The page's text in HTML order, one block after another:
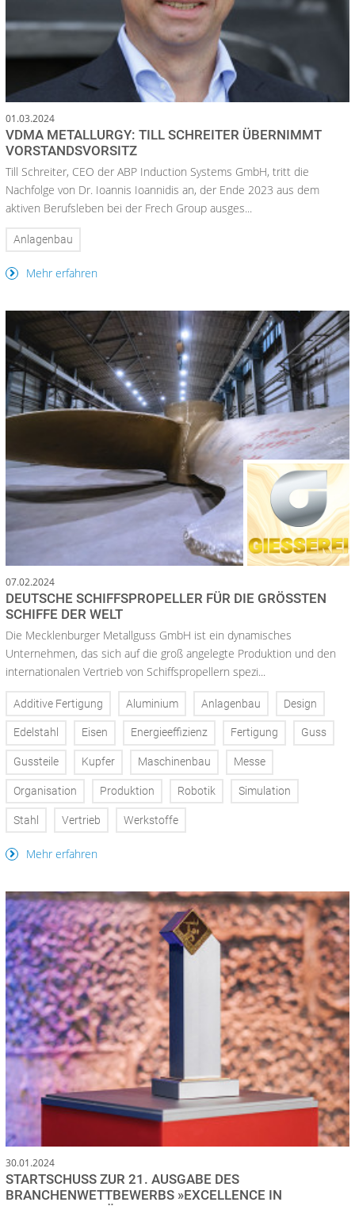
01.03.2024
VDMA METALLURGY: TILL SCHREITER ÜBERNIMMT
VORSTANDSVORSITZ
Till Schreiter, CEO der ABP Induction Systems GmbH, tritt die
Nachfolge von Dr. Ioannis Ioannidis an, der Ende 2023 aus dem
aktiven Berufsleben bei der Frech Group ausges...
Anlagenbau
Mehr erfahren
07.02.2024
DEUTSCHE SCHIFFSPROPELLER FÜR DIE GRÖSSTEN S
CHIFFE DER WELT
Die Mecklenburger Metallguss GmbH ist ein dynamisches
Unternehmen, das sich auf die groß angelegte Produktion und den
internationalen Vertrieb von Schiffspropellern spezi...
Additive Fertigung Aluminium Anlagenbau Design
Edelstahl Eisen Energieeffizienz Fertigung Guss
Gussteile Kupfer Maschinenbau Messe
Organisation Produktion Robotik Simulation
Stahl Vertrieb Werkstoffe
Mehr erfahren
30.01.2024
STARTSCHUSS ZUR 21. AUSGABE DES
BRANCHENWETTBEWERBS »EXCELLENCE IN